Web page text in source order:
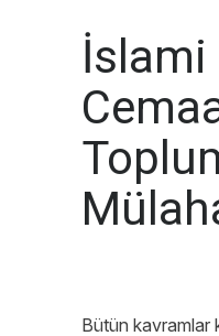
İslami
Bütün